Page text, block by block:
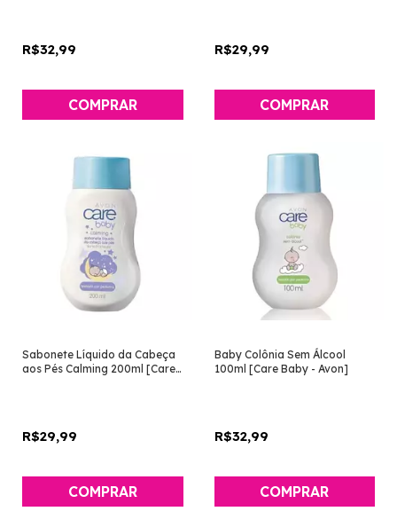
R$32,99 R$29,99
Sabonete Líquido da Cabeça
aos Pés Calming 200ml [Care
R$29,99
Baby Colônia Sem Álcool
100ml [Care Baby - Avon]
R$32,99